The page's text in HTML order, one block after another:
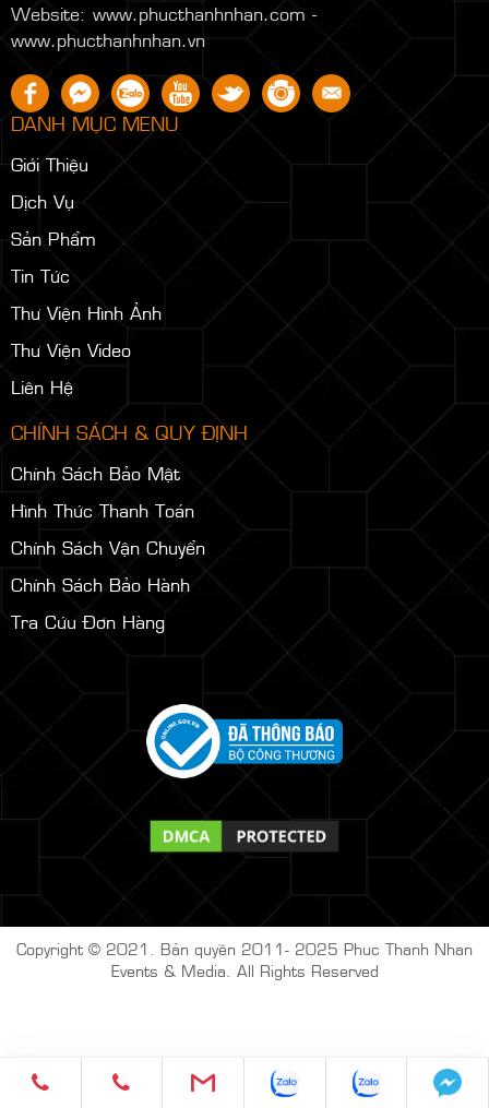
Website: www.phucthanhnhan.com -
www.phucthanhnhan.vn
DANH MỤC MENU
Giới Thiệu
Dịch Vụ
Sản Phẩm
Tin Tức
Thư Viện Hình Ảnh
Thư Viện Video
Liên Hệ
CHÍNH SÁCH & QUY ĐỊNH
Chính Sách Bảo Mật
Hình Thức Thanh Toán
Chính Sách Vận Chuyển
Chính Sách Bảo Hành
Tra Cứu Đơn Hàng
Copyright © 2021. Bản quyền 2011- 2025 Phuc Thanh Nhan
Events & Media. All Rights Reserved